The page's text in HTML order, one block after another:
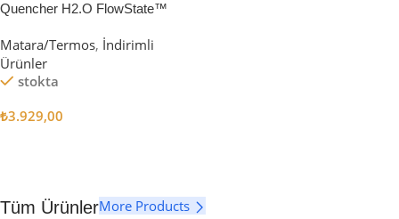
Quencher H2.O FlowState™
Matara/Termos, İndirimli
Ürünler
stokta
₺3.929,00
Tüm ÜrünlerMore Products